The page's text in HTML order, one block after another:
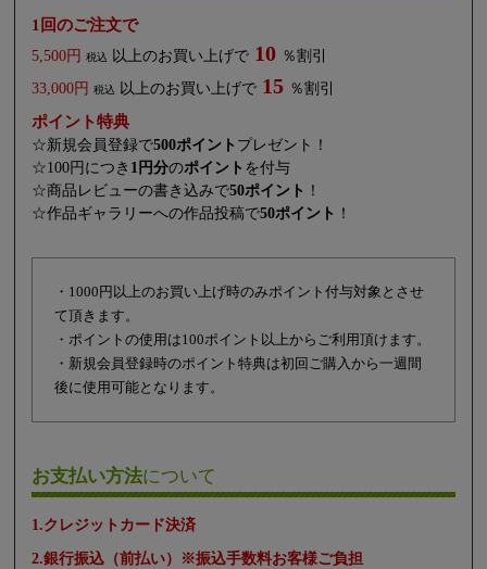
1回のご注文で
5,500円 税込 以上のお買い上げで 10 ％割引
33,000円
税込 以上のお買い上げで 15 ％割引
ポイント特典
☆新規会員登録で500ポイント プレゼント！
☆100円につき 1円分のポイント を付与
☆商品レビューの書き込みで50ポイント ！
☆作品ギャラリーへの作品投稿で50ポイント ！
・1000円以上のお買い上げ時のみポイント付与対象とさせ
て頂きます。
・ポイントの使用は100ポイント以上からご利用頂けます。
・新規会員登録時のポイント特典は初回ご購入から一週間
後に使用可能となります。
お支払い方法について
1.クレジットカード決済
2.銀行振込（前払い）※振込手数料お客様ご負担